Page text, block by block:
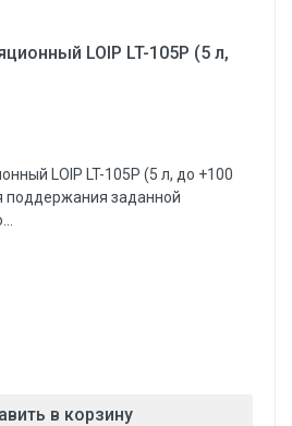
LOIP LT-105P (5 л,
LOIP LT-105P (5 л, до +100
поддержания заданной
в корзину